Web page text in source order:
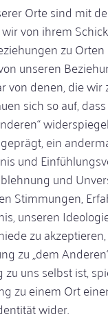
Orte sind mit
von ihrem
zu
unseren
von denen, die wir
sich so auf,
ein
und
und
Stimmungen,
unseren
zu
zu „dem
uns selbst ist,
zu einem Ort
wider.